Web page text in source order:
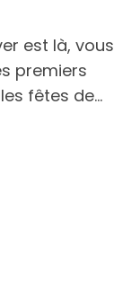
est là, vous
premiers
fêtes de…